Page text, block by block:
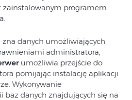
zainstalowanym programem
danych umożliwiających
administratora,
umożliwia przejście do
pomijając instalację aplikacji
Wykonywanie
baz danych znajdujących się na